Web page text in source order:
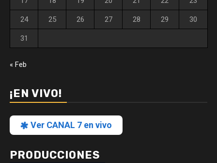
24 25 26 27 28 29 30
31
« Feb
¡EN VIVO!
Ver CANAL 7 en vivo
PRODUCCIONES